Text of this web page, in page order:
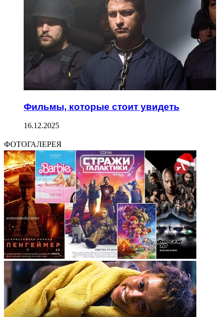
Фильмы, которые стоит увидеть
16.12.2025
ФОТОГАЛЕРЕЯ